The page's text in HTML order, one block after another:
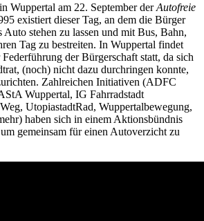
Wuppertal am 22. September derAutofreie
existiert dieser Tag, an dem die Bürger
Auto stehen zu lassen und mit Bus, Bahn,
Tag zu bestreiten. In Wuppertal findet
Federführung der Bürgerschaft statt, da sich
(noch) nicht dazu durchringen konnte,
Zahlreichen Initiativen (ADFC
Wuppertal, IG Fahrradstadt
UtopiastadtRad, Wuppertalbewegung,
haben sich in einem Aktionsbündnis
gemeinsam für einen Autoverzicht zu